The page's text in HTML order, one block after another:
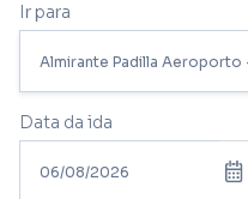
Ir para
Data da ida